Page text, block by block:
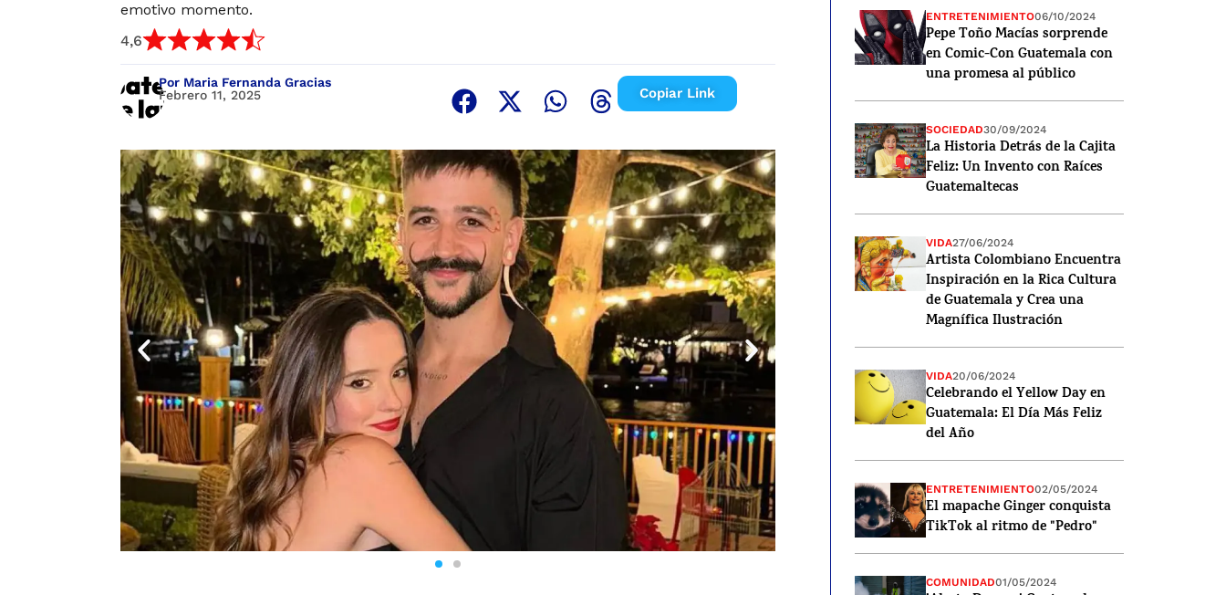
emotivo momento.
4,6
Por Maria Fernanda Gracias
Febrero 11, 2025
Copiar Link
ENTRETENIMIENTO06/10/2024
Pepe Toño Macías sorprende
en Comic-Con Guatemala con
una promesa al público
SOCIEDAD30/09/2024
La Historia Detrás de la Cajita
Feliz: Un Invento con Raíces
Guatemaltecas
VIDA27/06/2024
Artista Colombiano Encuentra
Inspiración en la Rica Cultura
de Guatemala y Crea una
Magnífica Ilustración
VIDA20/06/2024
Celebrando el Yellow Day en
Guatemala: El Día Más Feliz
del Año
ENTRETENIMIENTO02/05/2024
El mapache Ginger conquista
TikTok al ritmo de "Pedro"
COMUNIDAD01/05/2024